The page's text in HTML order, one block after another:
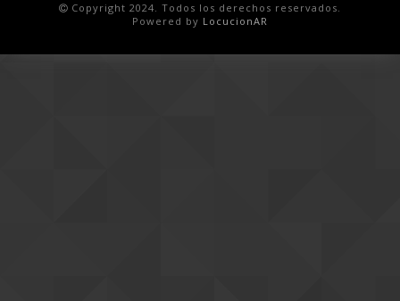
Copyright 2024. Todos los derechos reservados.
Powered by LocucionAR